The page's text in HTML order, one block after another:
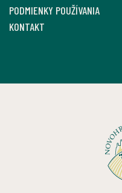
PODMIENKY POUŽÍVANIA
KONTAKT